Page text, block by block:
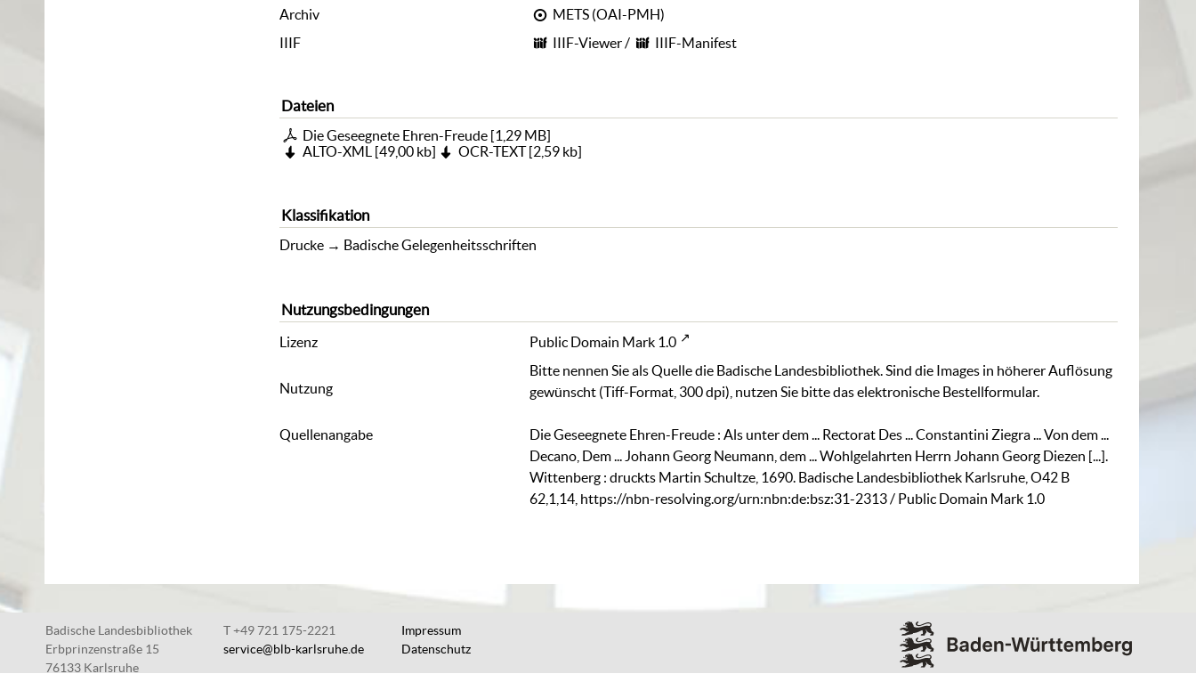
Archiv
METS (OAI-PMH)
IIIF
IIIF-Viewer/ IIIF-Manifest
Dateien
Die Geseegnete Ehren-Freude[1,29 MB]
ALTO-XML [49,00 kb] OCR-TEXT[2,59 kb]
Klassifikation
Drucke → Badische Gelegenheitsschriften
Nutzungsbedingungen
Lizenz Public Domain Mark 1.0
Nutzung
Bitte nennen Sie als Quelle die Badische Landesbibliothek. Sind die Images in höherer Auflösung
gewünscht (Tiff-Format, 300 dpi), nutzen Sie bitte daselektronische Bestellformular.
Quellenangabe
Die Geseegnete Ehren-Freude : Als unter dem ... Rectorat Des ... Constantini Ziegra ... Von dem ...
Decano, Dem ... Johann Georg Neumann, dem ... Wohlgelahrten Herrn Johann Georg Diezen [...].
Wittenberg : druckts Martin Schultze, 1690. Badische Landesbibliothek Karlsruhe,O42 B
62,1,14 https://nbn-resolving.org/urn:nbn:de:bsz:31-2313/ Public Domain Mark 1.0
Badische Landesbibliothek
Erbprinzenstraße 15
76133 Karlsruhe
T +49 721 175-2221
service@blb-karlsruhe.de
Impressum
Datenschutz